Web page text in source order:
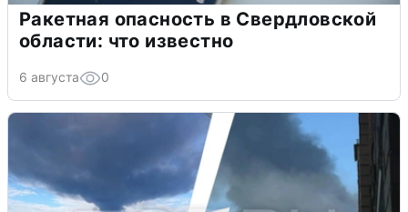
Ракетная опасность в Свердловской
области: что известно
6 августа 0